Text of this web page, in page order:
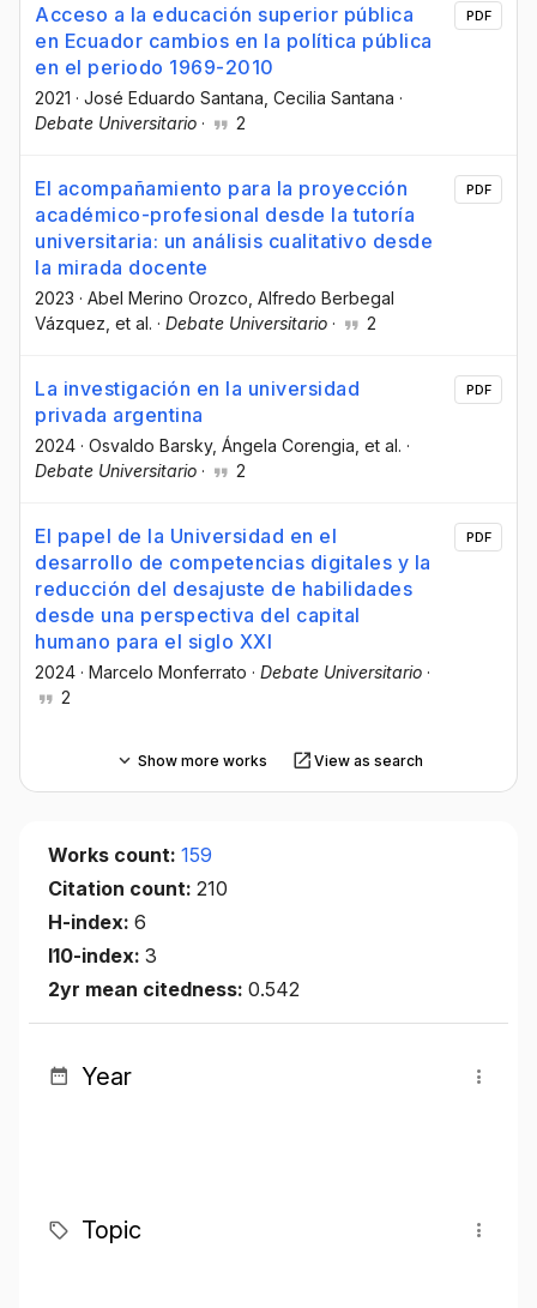
Acceso a la educación superior pública
en Ecuador cambios en la política pública
en el periodo 1969-2010
2021 · José Eduardo Santana , Cecilia Santana ·
Debate Universitario · 2
PDF
El acompañamiento para la proyección
académico-profesional desde la tutoría
universitaria: un análisis cualitativo desde
la mirada docente
2023 · Abel Merino Orozco , Alfredo Berbegal
Vázquez , et al. · Debate Universitario · 2
PDF
La investigación en la universidad
privada argentina
2024 · Osvaldo Barsky, Ángela Corengia , et al. ·
Debate Universitario · 2
PDF
El papel de la Universidad en el
desarrollo de competencias digitales y la
reducción del desajuste de habilidades
desde una perspectiva del capital
humano para el siglo XXI
2024 · Marcelo Monferrato · Debate Universitario ·
2
PDF
Show more works View as search
Works count: 159
Citation count: 210
H-index: 6
I10-index: 3
2yr mean citedness: 0.542
Year
Topic